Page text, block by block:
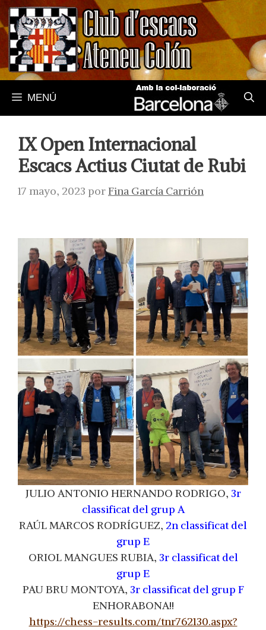
Saltar
al
contenido
MENÚ
IX Open Internacional
Escacs Actius Ciutat de Rubi
17 mayo, 2023 porFina García Carrión
JULIO ANTONIO HERNANDO RODRIGO, 3r
classificat del grup A
RAÚL MARCOS RODRÍGUEZ, 2n classificat del
grup E
ORIOL MANGUES RUBIA, 3r classificat del
grup E
PAU BRU MONTOYA, 3r classificat del grup F
ENHORABONA!!
https://chess-results.com/tnr762130.aspx?